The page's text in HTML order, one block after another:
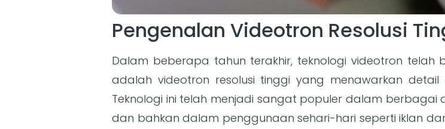
Pengenalan Videotron Resolusi
Dalam beberapa tahun terakhir, teknologi videotron telah
adalah videotron resolusi tinggi yang menawarkan
Teknologi ini telah menjadi sangat populer dalam
dan bahkan dalam penggunaan sehari-hari seperti iklan